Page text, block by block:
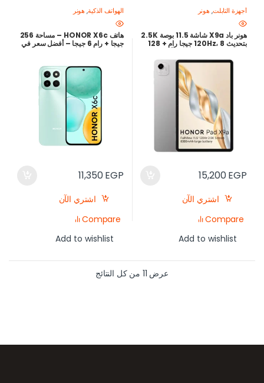
أجهزة التابلت, هونر
هونر باد X9a شاشة 11.5 بوصة 2.5K
بتحديث 120Hz، 8 جيجا رام + 128
15,200EGP
اشتري الآن
Compare
Add to wishlist
الهواتف الذكية, هونر
هاتف HONOR X6c – مساحة 256
جيجا + رام 6 جيجا – أفضل سعر في
11,350EGP
اشتري الآن
Compare
Add to wishlist
عرض ⁦11⁩ من كل النتائج